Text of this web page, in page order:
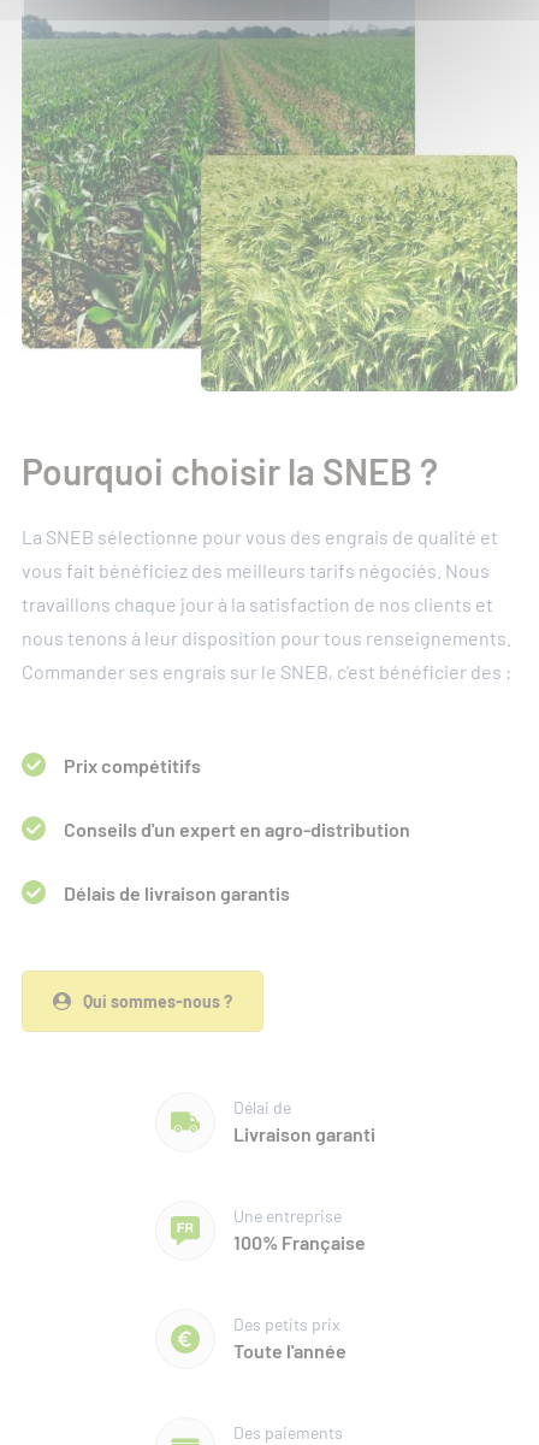
Pourquoi choisir la SNEB ?
La SNEB sélectionne pour vous des engrais de qualité et
vous fait bénéficiez des meilleurs tarifs négociés. Nous
travaillons chaque jour à la satisfaction de nos clients et
nous tenons à leur disposition pour tous renseignements.
Commander ses engrais sur le SNEB, c'est bénéficier des :
Prix compétitifs
Conseils d'un expert en agro-distribution
Délais de livraison garantis
Qui sommes-nous ?
Délai de
Livraison garanti
Une entreprise
100% Française
Des petits prix
Toute l'année
Des paiements